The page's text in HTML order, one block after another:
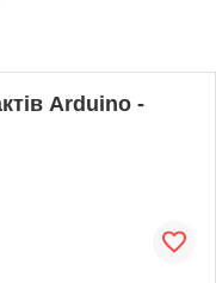
Arduino -